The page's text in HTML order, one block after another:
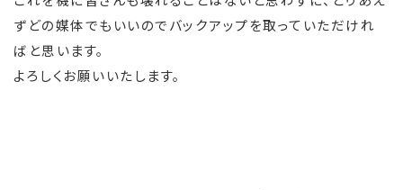
ずどの媒体でもいいのでバックアップを取っていただけれ
ばと思います。
よろしくお願いいたします。